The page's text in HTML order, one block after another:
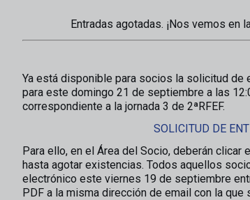
Entradas agotadas. ¡Nos vemos en
Ya está disponible para socios la solicitud de
para este domingo 21 de septiembre a las
correspondiente a la jornada 3 de 2ªRFEF.
SOLICITUD DE
Para ello, en el Área del Socio, deberán clicar
hasta agotar existencias. Todos aquellos
electrónico este viernes 19 de septiembre
PDF a la misma dirección de email con la que